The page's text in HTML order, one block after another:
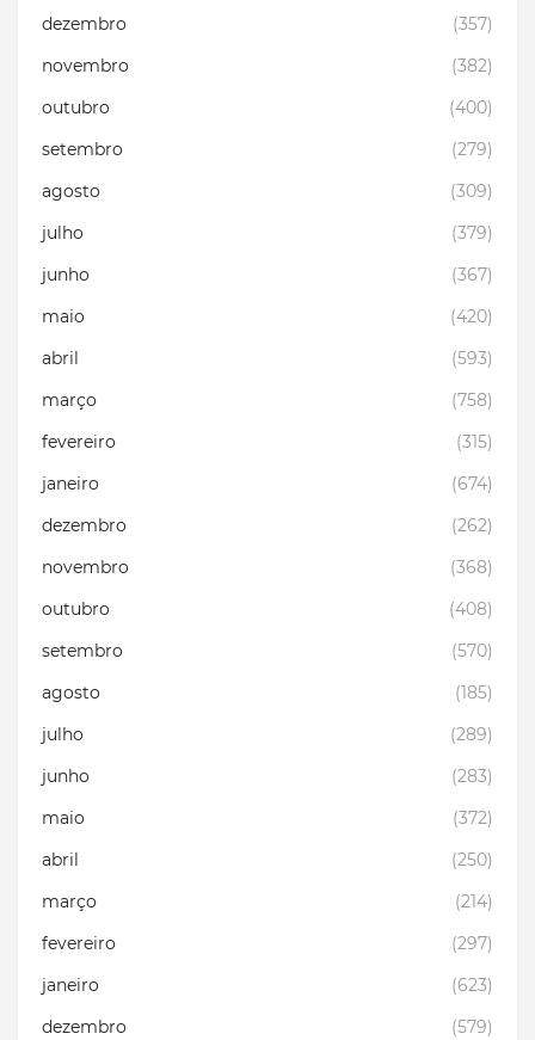
dezembro
(357)
novembro
(382)
outubro
(400)
setembro
(279)
agosto
(309)
julho
(379)
junho
(367)
maio
(420)
abril
(593)
março
(758)
fevereiro
(315)
janeiro
(674)
dezembro
(262)
novembro
(368)
outubro
(408)
setembro
(570)
agosto
(185)
julho
(289)
junho
(283)
maio
(372)
abril
(250)
março
(214)
fevereiro
(297)
janeiro
(623)
dezembro
(579)